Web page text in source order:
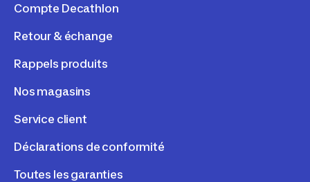
Compte Decathlon
Retour & échange
Rappels produits
Nos magasins
Service client
Déclarations de conformité
Toutes les garanties